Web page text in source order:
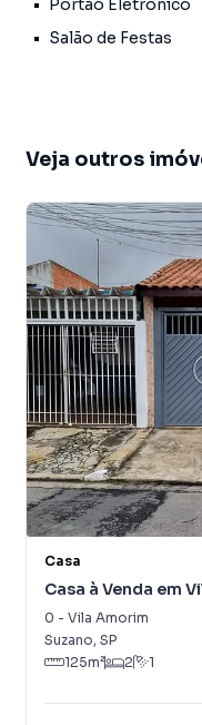
mesmo não estando
fazer tudo online,
Anuncie seu imóvel! É
diversas cidades do
Na Boa Vista Imóveis
alugar seu imóvel
tradicionais. Já
Suzano,
temos uma equipe de
campanhas
o número de
consequência uma
imóvel mais rápido.
programadores,
atendimento
inquilinos.
Portão Eletrônico
Salão de Festas
Veja outros
Casa
Casa à Venda em
0 - Vila Amorim
Suzano, SP
125m² 2 1